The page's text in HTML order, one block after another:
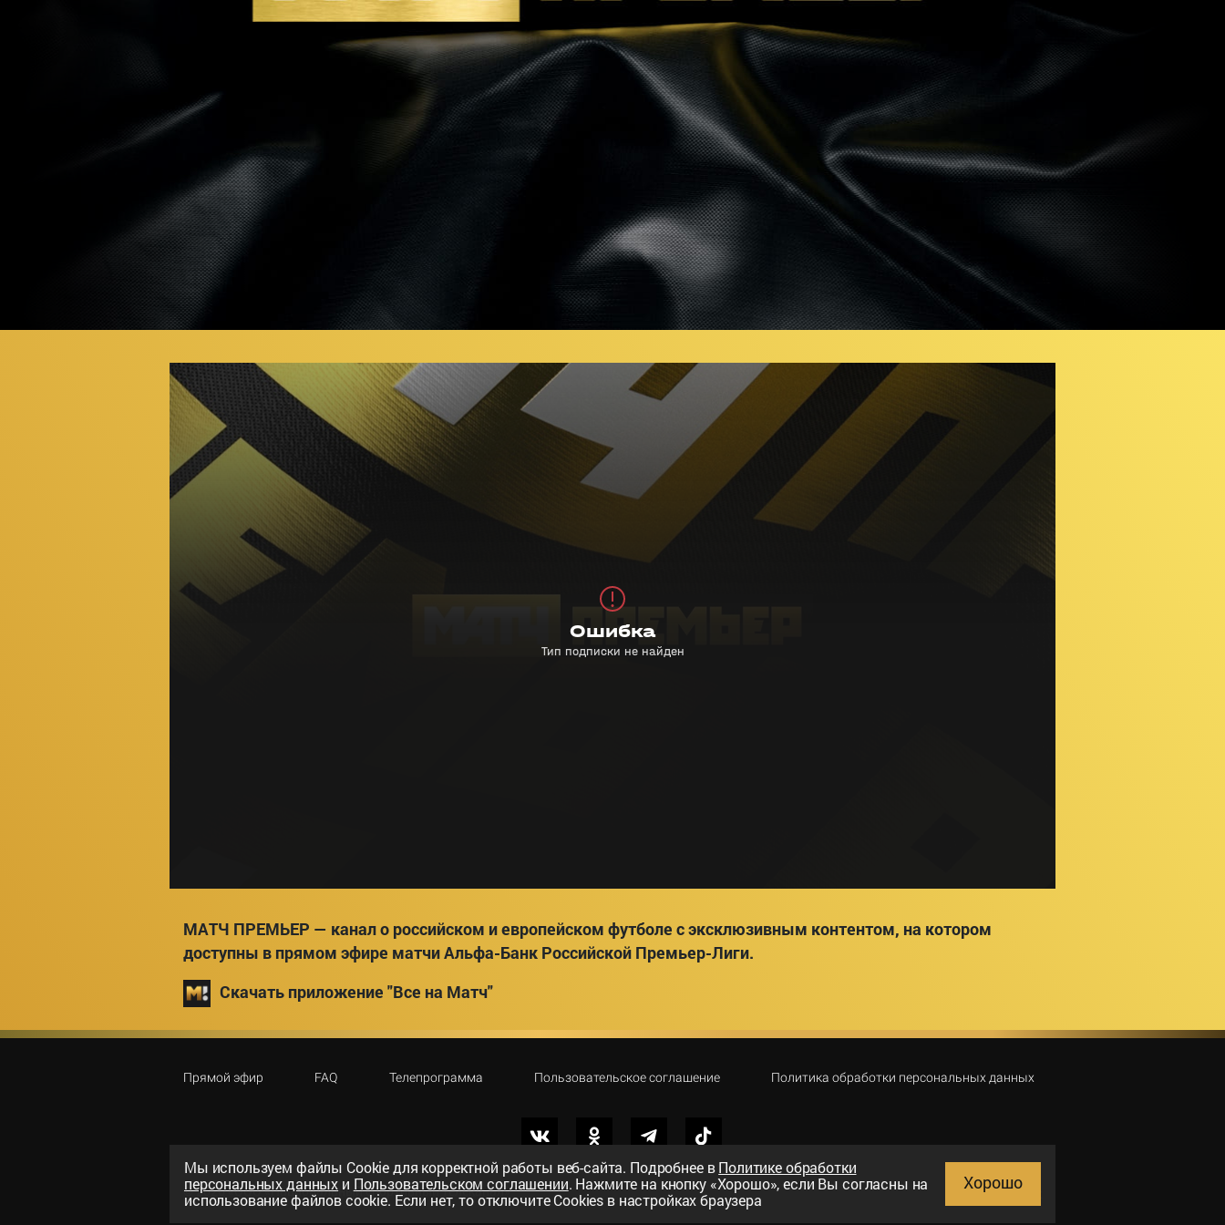
МАТЧ ПРЕМЬЕР — канал о российском и европейском футболе с эксклюзивным контентом, на котором
доступны в прямом эфире матчи Альфа-Банк Российской Премьер-Лиги.
Скачать приложение "Все на Матч"
Прямой эфир FAQ Телепрограмма Пользовательское соглашение Политика обработки персональных данных
©2026«ООО «Национальный спортивный телеканал» Поиск
Мы используем файлы Сookie для корректной работы веб-сайта. Подробнее вПолитике обработки
персональных данных и Пользовательском соглашении. Нажмите на кнопку «Хорошо», если Вы согласны на
использование файлов cookie. Если нет, то отключите Cookies в настройках браузера
Хорошо